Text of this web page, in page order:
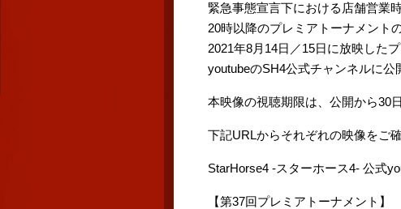
緊急事態宣言下における店舗営業
20時以降のプレミアトーナメント
2021年8月14日／15日に放映した
youtubeのSH4公式チャンネルに公
本映像の視聴期限は、公開から30
下記URLからそれぞれの映像をご
StarHorse4 -スターホース4- 公式
【第37回プレミアトーナメント】